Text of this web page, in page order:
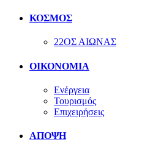
ΚΟΣΜΟΣ
22ΟΣ ΑΙΩΝΑΣ
ΟΙΚΟΝΟΜΙΑ
Ενέργεια
Τουρισμός
Επιχειρήσεις
ΑΠΟΨΗ